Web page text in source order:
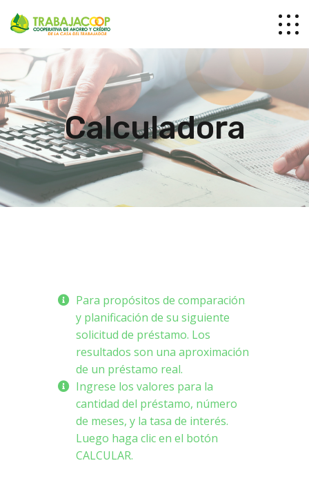
Calculadora
Para propósitos de comparación
y planificación de su siguiente
solicitud de préstamo. Los
resultados son una aproximación
de un préstamo real.
Ingrese los valores para la
cantidad del préstamo, número
de meses, y la tasa de interés.
Luego haga clic en el botón
CALCULAR.